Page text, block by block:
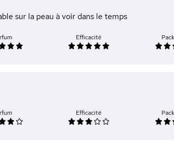
sur la peau à voir dans le temps
Efficacité
Efficacité